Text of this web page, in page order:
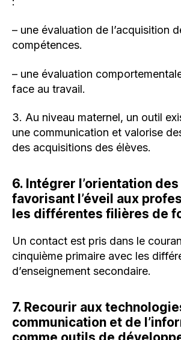
– une évaluation de l’acquisition
compétences.
– une évaluation
face au travail.
3. Au niveau maternel, un outil
une communication et valorise
des acquisitions des élèves.
6. Intégrer l’orientation
favorisant l’éveil aux
les différentes filières de
Un contact est pris dans le
cinquième primaire avec les
d’enseignement secondaire.
7. Recourir aux
communication et de